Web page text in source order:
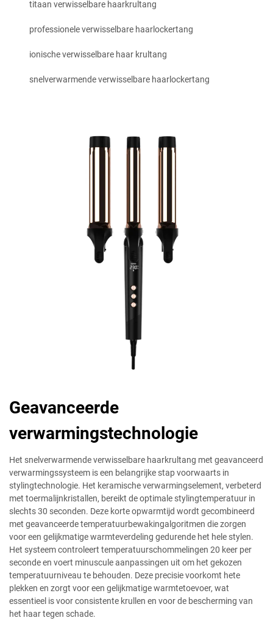
titaan verwisselbare haarkrultang
professionele verwisselbare haarlockertang
ionische verwisselbare haar krultang
snelverwarmende verwisselbare haarlockertang
Geavanceerde
verwarmingstechnologie
Het snelverwarmende verwisselbare haarkrultang met geavanceerd
verwarmingssysteem is een belangrijke stap voorwaarts in
stylingtechnologie. Het keramische verwarmingselement, verbeterd
met toermalijnkristallen, bereikt de optimale stylingtemperatuur in
slechts 30 seconden. Deze korte opwarmtijd wordt gecombineerd
met geavanceerde temperatuurbewakingalgoritmen die zorgen
voor een gelijkmatige warmteverdeling gedurende het hele stylen.
Het systeem controleert temperatuurschommelingen 20 keer per
seconde en voert minuscule aanpassingen uit om het gekozen
temperatuurniveau te behouden. Deze precisie voorkomt hete
plekken en zorgt voor een gelijkmatige warmtetoevoer, wat
essentieel is voor consistente krullen en voor de bescherming van
het haar tegen schade.